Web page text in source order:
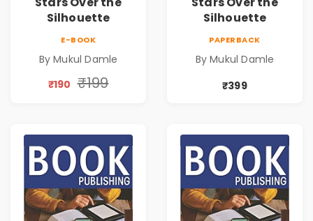
Silhouette
E-BOOK
By Mukul Damle
₹190 ₹199
Silhouette
PAPERBACK
By Mukul Damle
₹399